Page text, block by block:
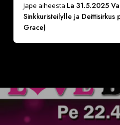
Jape aiheesta La 31.5.2025
Sinkkuristeilylle ja Deittisirkus
Grace)